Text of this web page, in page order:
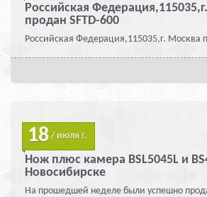
Российская
продан SFTD-600
Российская Федерация,115035,г. Москва
18/ июля г.
Нож плюс камера BSL5045L и
Новосибирске
На прошедшей неделе были успешно